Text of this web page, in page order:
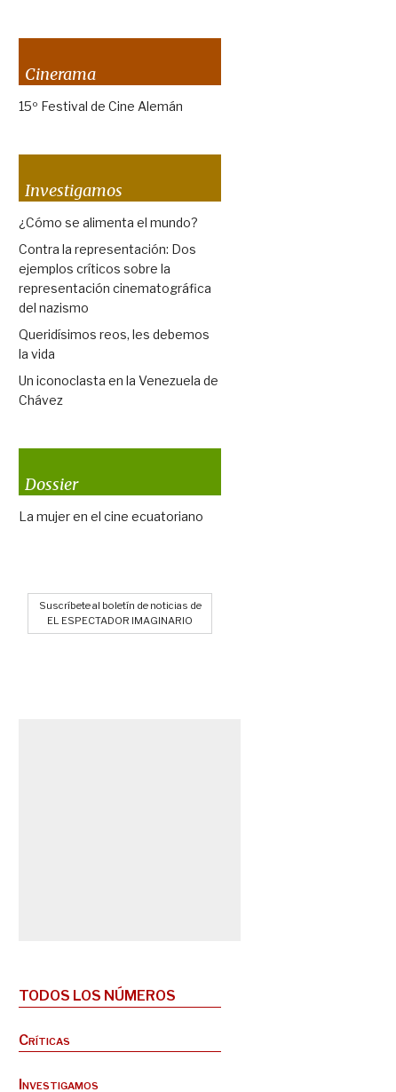
Cinerama
15º Festival de Cine Alemán
Investigamos
¿Cómo se alimenta el mundo?
Contra la representación: Dos
ejemplos críticos sobre la
representación cinematográfica
del nazismo
Queridísimos reos, les debemos
la vida
Un iconoclasta en la Venezuela de
Chávez
Dossier
La mujer en el cine ecuatoriano
Suscríbete al boletín de noticias de
EL ESPECTADOR IMAGINARIO
TODOS LOS NÚMEROS
Críticas
Investigamos